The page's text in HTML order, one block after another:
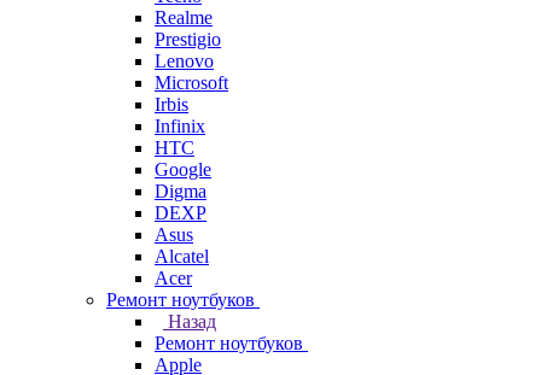
Realme
Prestigio
Lenovo
Microsoft
Irbis
Infinix
HTC
Google
Digma
DEXP
Asus
Alcatel
Acer
Ремонт ноутбуков
Назад
Ремонт ноутбуков
Apple